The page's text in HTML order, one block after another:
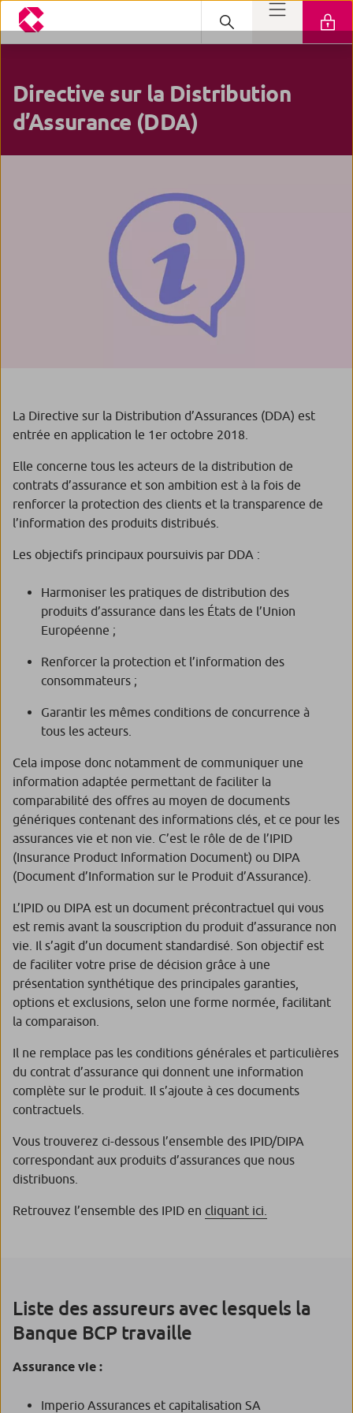
Directive sur la Distribution
d’Assurance (DDA)
La Directive sur la Distribution d’Assurances (DDA) est
entrée en application le 1er octobre 2018.
Elle concerne tous les acteurs de la distribution de
contrats d’assurance et son ambition est à la fois de
renforcer la protection des clients et la transparence de
l’information des produits distribués.
Les objectifs principaux poursuivis par DDA :
Harmoniser les pratiques de distribution des
produits d’assurance dans les États de l’Union
Européenne ;
Renforcer la protection et l’information des
consommateurs ;
Garantir les mêmes conditions de concurrence à
tous les acteurs.
Cela impose donc notamment de communiquer une
information adaptée permettant de faciliter la
comparabilité des offres au moyen de documents
génériques contenant des informations clés, et ce pour les
assurances vie et non vie. C’est le rôle de de l’IPID
(Insurance Product Information Document) ou DIPA
(Document d’Information sur le Produit d’Assurance).
L’IPID ou DIPA est un document précontractuel qui vous
est remis avant la souscription du produit d’assurance non
vie. Il s’agit d’un document standardisé. Son objectif est
de faciliter votre prise de décision grâce à une
présentation synthétique des principales garanties,
options et exclusions, selon une forme normée, facilitant
la comparaison.
Il ne remplace pas les conditions générales et particulières
du contrat d’assurance qui donnent une information
complète sur le produit. Il s’ajoute à ces documents
contractuels.
Vous trouverez ci-dessous l’ensemble des IPID/DIPA
correspondant aux produits d’assurances que nous
distribuons.
Retrouvez l’ensemble des IPID en cliquant ici.
Liste des assureurs avec lesquels la
Banque BCP travaille
Assurance vie :
Imperio Assurances et capitalisation SA